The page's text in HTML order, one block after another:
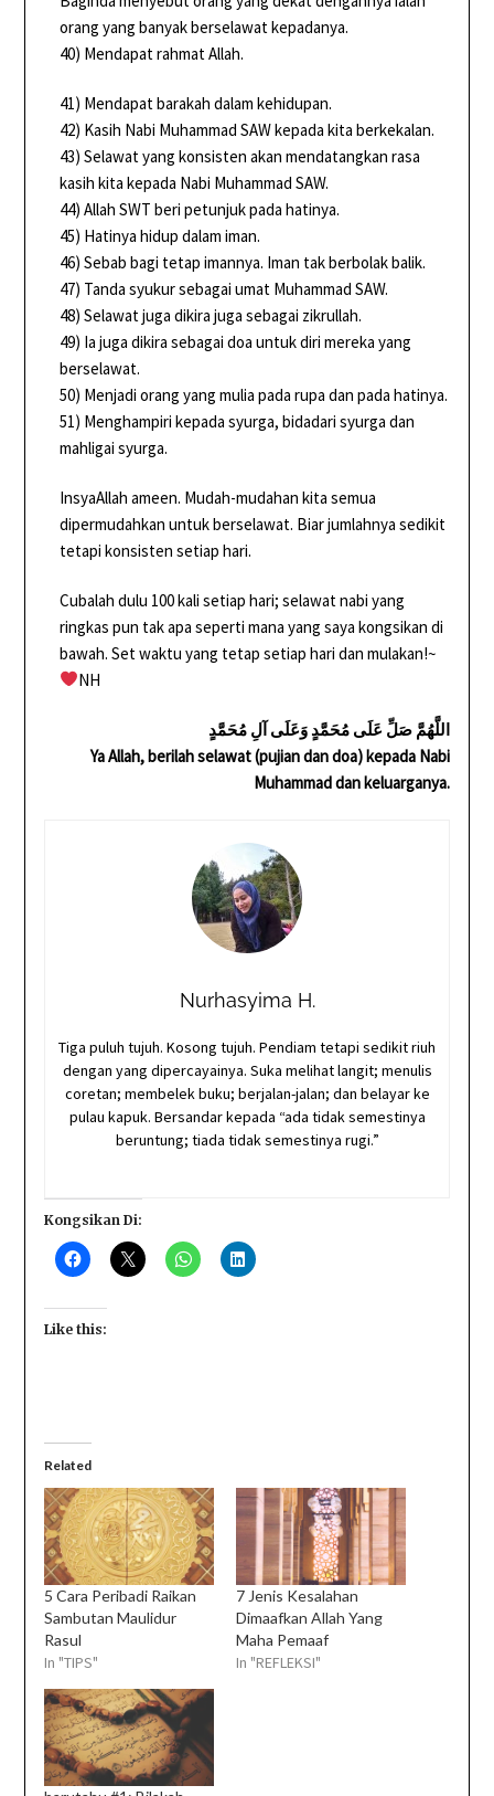
orang yang banyak berselawat kepadanya.
40) Mendapat rahmat Allah.
41) Mendapat barakah dalam kehidupan.
42) Kasih Nabi Muhammad SAW kepada kita berkekalan.
43) Selawat yang konsisten akan mendatangkan rasa
kasih kita kepada Nabi Muhammad SAW.
44) Allah SWT beri petunjuk pada hatinya.
45) Hatinya hidup dalam iman.
46) Sebab bagi tetap imannya. Iman tak berbolak balik.
47) Tanda syukur sebagai umat Muhammad SAW.
48) Selawat juga dikira juga sebagai zikrullah.
49) Ia juga dikira sebagai doa untuk diri mereka yang
berselawat.
50) Menjadi orang yang mulia pada rupa dan pada hatinya.
51) Menghampiri kepada syurga, bidadari syurga dan
mahligai syurga.
InsyaAllah ameen. Mudah-mudahan kita semua
dipermudahkan untuk berselawat. Biar jumlahnya sedikit
tetapi konsisten setiap hari.
Cubalah dulu 100 kali setiap hari; selawat nabi yang
ringkas pun tak apa seperti mana yang saya kongsikan di
bawah. Set waktu yang tetap setiap hari dan mulakan!~
NH
اللَّهُمَّ صَلِّ عَلَى مُحَمَّدٍ وَعَلَى آلِ مُحَمَّدٍ
Ya Allah, berilah selawat (pujian dan doa) kepada Nabi
Muhammad dan keluarganya.
Nurhasyima H.
Tiga puluh tujuh. Kosong tujuh. Pendiam tetapi sedikit riuh
dengan yang dipercayainya. Suka melihat langit; menulis
coretan; membelek buku; berjalan-jalan; dan belayar ke
pulau kapuk. Bersandar kepada “ada tidak semestinya
beruntung; tiada tidak semestinya rugi.”
Kongsikan Di:
Like this:
Related
5 Cara Peribadi Raikan
Sambutan Maulidur
Rasul
In "TIPS"
7 Jenis Kesalahan
Dimaafkan Allah Yang
Maha Pemaaf
In "REFLEKSI"